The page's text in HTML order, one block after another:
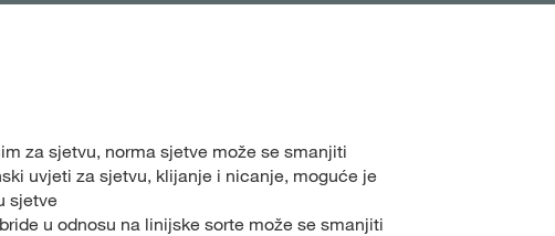
za sjetvu, norma sjetve može se smanjiti
uvjeti za sjetvu, klijanje i nicanje, moguće je
sjetve
u odnosu na linijske sorte može se smanjiti